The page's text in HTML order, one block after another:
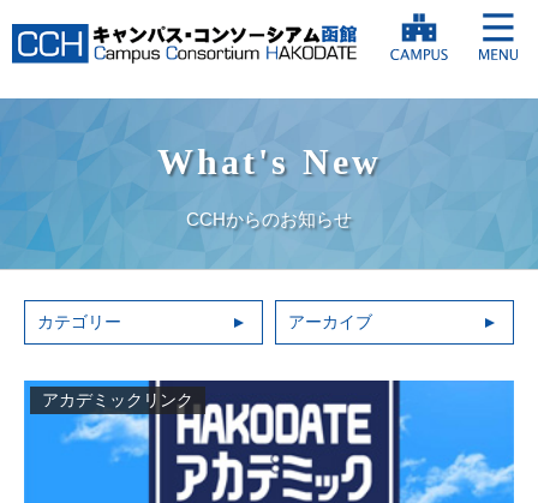
What's New
CCHからのお知らせ
カテゴリー アーカイブ
アカデミックリンク